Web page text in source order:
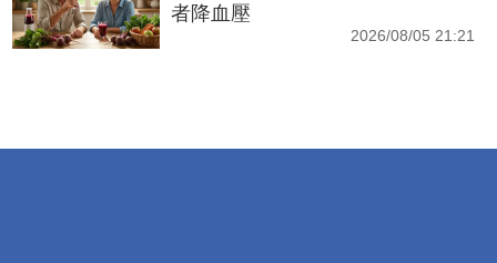
者降血壓
2026/08/05 21:21